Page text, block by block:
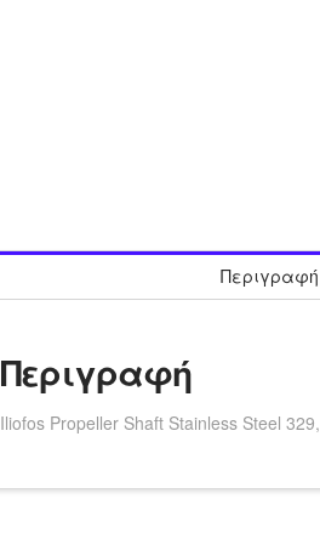
Περιγραφή
Περιγραφή
Iliofos Propeller Shaft Stainless Steel